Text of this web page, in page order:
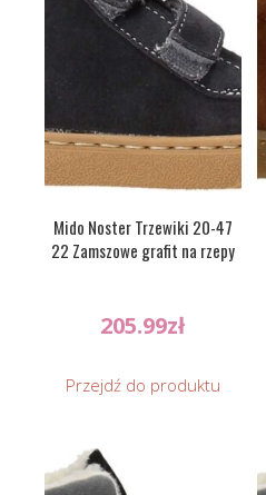
Mido Noster Trzewiki 20-47
22 Zamszowe grafit na rzepy
205.99zł
Przejdź do produktu